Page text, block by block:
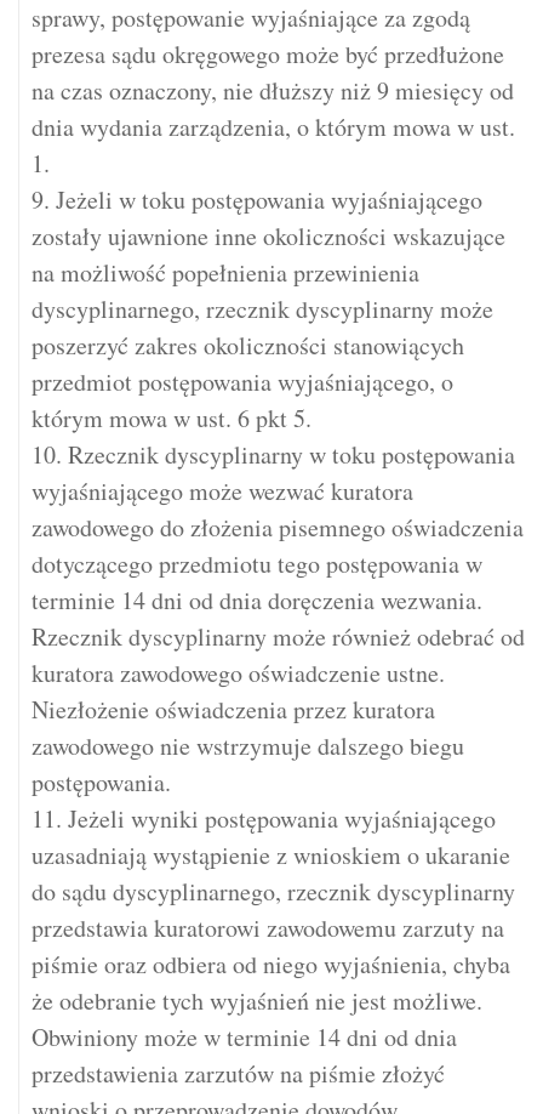
sprawy, postępowanie wyjaśniające za zgodą
prezesa sądu okręgowego może być przedłużone
na czas oznaczony, nie dłuższy niż 9 miesięcy od
dnia wydania zarządzenia, o którym mowa w ust.
1.
9. Jeżeli w toku postępowania wyjaśniającego
zostały ujawnione inne okoliczności wskazujące
na możliwość popełnienia przewinienia
dyscyplinarnego, rzecznik dyscyplinarny może
poszerzyć zakres okoliczności stanowiących
przedmiot postępowania wyjaśniającego, o
którym mowa w ust. 6 pkt 5.
10. Rzecznik dyscyplinarny w toku postępowania
wyjaśniającego może wezwać kuratora
zawodowego do złożenia pisemnego oświadczenia
dotyczącego przedmiotu tego postępowania w
terminie 14 dni od dnia doręczenia wezwania.
Rzecznik dyscyplinarny może również odebrać od
kuratora zawodowego oświadczenie ustne.
Niezłożenie oświadczenia przez kuratora
zawodowego nie wstrzymuje dalszego biegu
postępowania.
11. Jeżeli wyniki postępowania wyjaśniającego
uzasadniają wystąpienie z wnioskiem o ukaranie
do sądu dyscyplinarnego, rzecznik dyscyplinarny
przedstawia kuratorowi zawodowemu zarzuty na
piśmie oraz odbiera od niego wyjaśnienia, chyba
że odebranie tych wyjaśnień nie jest możliwe.
Obwiniony może w terminie 14 dni od dnia
przedstawienia zarzutów na piśmie złożyć